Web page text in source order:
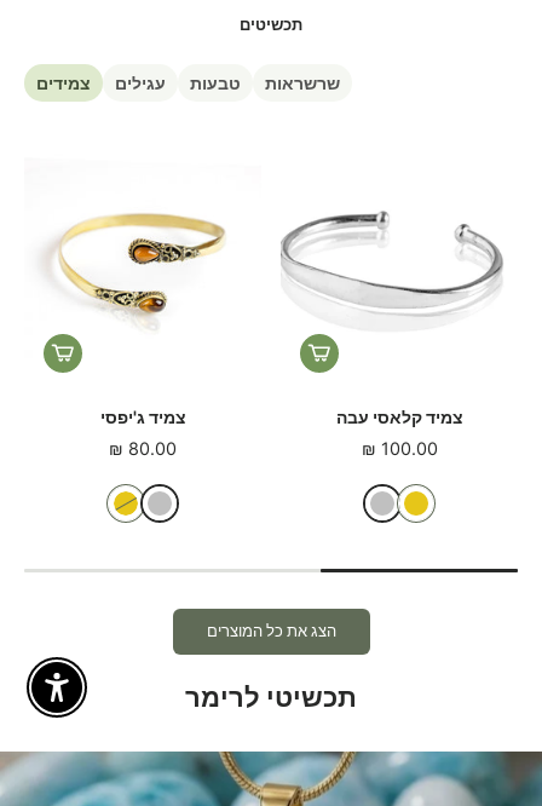
תכשיטים
צמידים עגילים טבעות שרשראות
צמיד נחושת טהורה חלק
140.00 ₪
סט צמיד וטבעת נחושת טהורה
קלאסי
הצג את כל המוצרים
תכשיטי לרימרEnable Accessibility